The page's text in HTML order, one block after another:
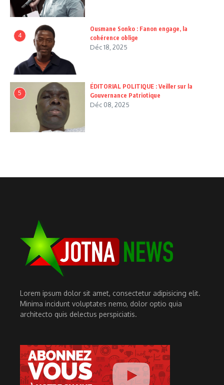
4
Ousmane Sonko : Fanon engage, la
cohérence oblige
Déc 18, 2025
5
ÉDITORIAL POLITIQUE : Veiller sur la
Gouvernance Patriotique
Déc 08, 2025
Lorem ipsum dolor sit amet, consectetur adipisicing elit.
Minima incidunt voluptates nemo, dolor optio quia
architecto quis delectus perspiciatis.